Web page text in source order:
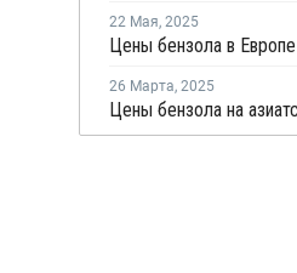
22 Мая, 2025
Цены бензола в
26 Марта, 2025